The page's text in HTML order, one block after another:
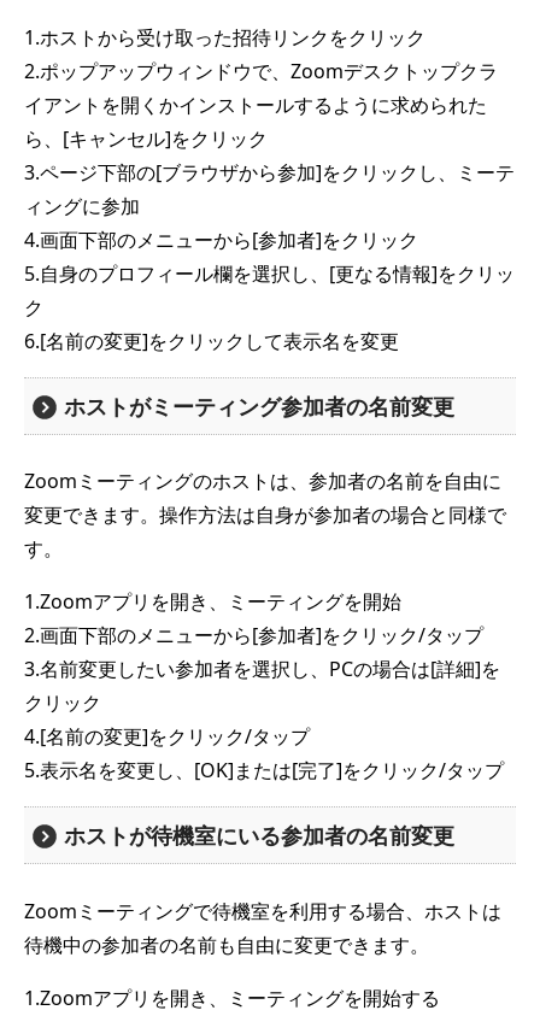
1.ホストから受け取った招待リンクをクリック
2.ポップアップウィンドウで、Zoomデスクトップクラ
イアントを開くかインストールするように求められた
ら、[キャンセル]をクリック
3.ページ下部の[ブラウザから参加]をクリックし、ミーテ
ィングに参加
4.画面下部のメニューから[参加者]をクリック
5.自身のプロフィール欄を選択し、[更なる情報]をクリッ
ク
6.[名前の変更]をクリックして表示名を変更
ホストがミーティング参加者の名前変更
Zoomミーティングのホストは、参加者の名前を自由に
変更できます。操作方法は自身が参加者の場合と同様で
す。
1.Zoomアプリを開き、ミーティングを開始
2.画面下部のメニューから[参加者]をクリック/タップ
3.名前変更したい参加者を選択し、PCの場合は[詳細]を
クリック
4.[名前の変更]をクリック/タップ
5.表示名を変更し、[OK]または[完了]をクリック/タップ
ホストが待機室にいる参加者の名前変更
Zoomミーティングで待機室を利用する場合、ホストは
待機中の参加者の名前も自由に変更できます。
1.Zoomアプリを開き、ミーティングを開始する